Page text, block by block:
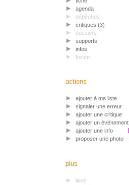
agenda
dépêches
critiques (3)
dossiers
supports
infos
forum
actions
ajouter à ma liste
signaler une erreur
ajouter une critique
ajouter un événement
ajouter une info
proposer une photo
plus
liens